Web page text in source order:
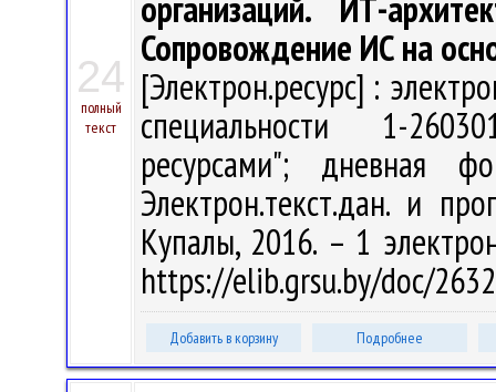
24
полный
текст
Сопровождение ИС на
[Электрон.ресурс] :
специальности 1-
ресурсами";
Электрон.текст.дан. и
Купалы, 2016. – 1
https://elib.grsu.by/doc/
Добавить в корзину Подробнее